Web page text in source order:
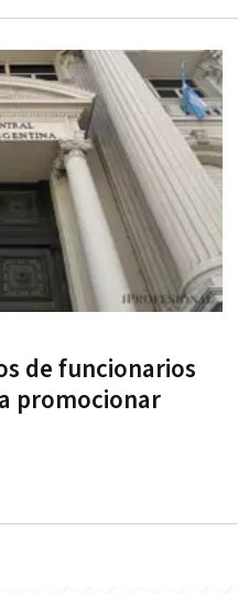
de funcionarios
promocionar